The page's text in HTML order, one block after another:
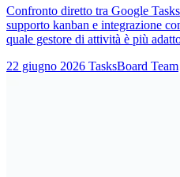
Confronto diretto tra Google
supporto kanban e integrazione
quale gestore di attività è più
22 giugno 2026 TasksBoard Team